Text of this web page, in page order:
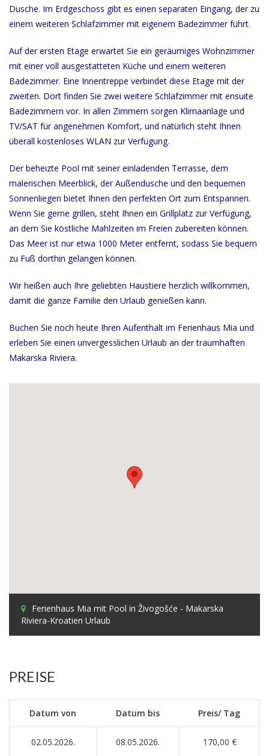
Dusche. Im Erdgeschoss gibt es einen separaten Eingang, der zu
einem weiteren Schlafzimmer mit eigenem Badezimmer führt.
Auf der ersten Etage erwartet Sie ein geräumiges Wohnzimmer
mit einer voll ausgestatteten Küche und einem weiteren
Badezimmer. Eine Innentreppe verbindet diese Etage mit der
zweiten. Dort finden Sie zwei weitere Schlafzimmer mit ensuite
Badezimmern vor. In allen Zimmern sorgen Klimaanlage und
TV/SAT für angenehmen Komfort, und natürlich steht Ihnen
überall kostenloses WLAN zur Verfügung.
Der beheizte Pool mit seiner einladenden Terrasse, dem
malerischen Meerblick, der Außendusche und den bequemen
Sonnenliegen bietet Ihnen den perfekten Ort zum Entspannen.
Wenn Sie gerne grillen, steht Ihnen ein Grillplatz zur Verfügung,
an dem Sie köstliche Mahlzeiten im Freien zubereiten können.
Das Meer ist nur etwa 1000 Meter entfernt, sodass Sie bequem
zu Fuß dorthin gelangen können.
Wir heißen auch Ihre geliebten Haustiere herzlich willkommen,
damit die ganze Familie den Urlaub genießen kann.
Buchen Sie noch heute Ihren Aufenthalt im Ferienhaus Mia und
erleben Sie einen unvergesslichen Urlaub an der traumhaften
Makarska Riviera.
Ferienhaus Mia mit Pool in Živogošće - Makarska
Riviera-Kroatien Urlaub
PREISE
Datum von Datum bis Preis/ Tag
02.05.2026. 08.05.2026. 170,00 €